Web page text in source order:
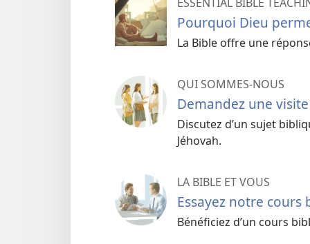
de la Shoah
Shoah.
Réalité : Des personnes qui
pourquoi Dieu permettait la
Habacuc a dit à Dieu : «
malheur ? Autour de moi je ne
Habacuc 1:3,Bible en français
Dieu a fait écrire sa réflexion
lire.
Pourquoi Dieu
La Bible offre une
QUI SOMMES-NOUS
Demandez une visite
Discutez d’un sujet
Jéhovah.
LA BIBLE ET VOUS
Essayez notre cours
Bénéficiez d’un cours